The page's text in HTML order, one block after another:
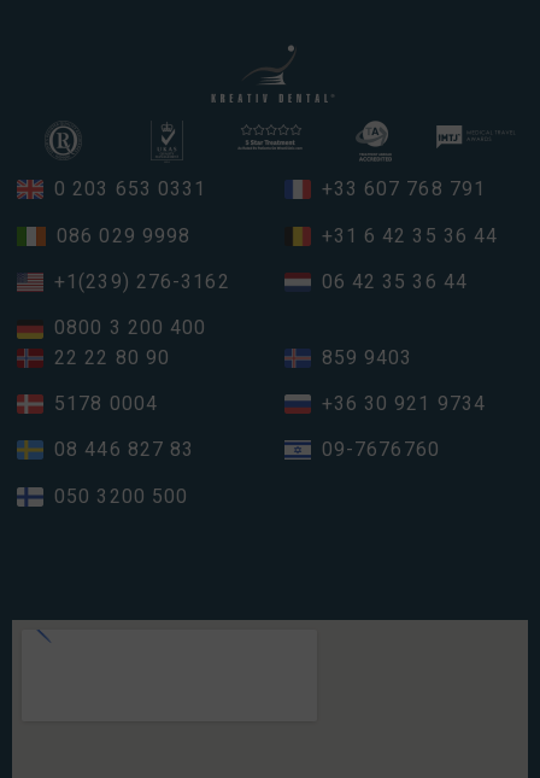
0 203 653 0331
086 029 9998
+1(239) 276-3162
0800 3 200 400
+33 607 768 791
+31 6 42 35 36 44
06 42 35 36 44
22 22 80 90
5178 0004
08 446 827 83
050 3200 500
859 9403
+36 30 921 9734
09-7676760